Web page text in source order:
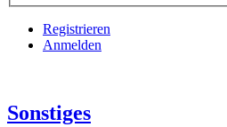
Registrieren
Anmelden
Sonstiges